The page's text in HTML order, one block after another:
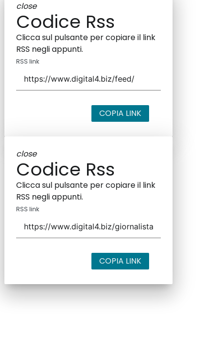
close
Codice Rss
Clicca sul pulsante per copiare il link
RSS negli appunti.
RSS link
COPIA LINK
close
Codice Rss
Clicca sul pulsante per copiare il link
RSS negli appunti.
RSS link
COPIA LINK